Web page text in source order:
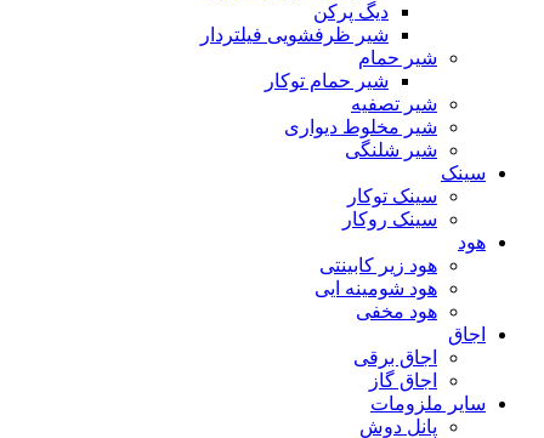
دیگ پرکن
شیر ظرفشویی فیلتردار
شیر حمام
شیر حمام توکار
شیر تصفیه
شیر مخلوط دیواری
شیر شلنگی
سینک
سینک توکار
سینک روکار
هود
هود زیر كابینتی
هود شومینه ایی
هود مخفى
اجاق
اجاق برقى
اجاق گاز
سایر ملزومات
پانل دوش